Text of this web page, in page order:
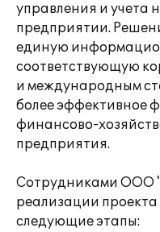
управления и учета
предприятии.
единую
соответствующую
и международным
более эффективное
финансово-
предприятия.
Сотрудниками ООО
реализации
следующие этапы: